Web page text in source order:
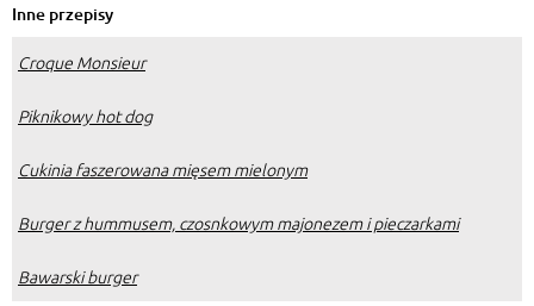
Inne przepisy
Croque Monsieur
Piknikowy hot dog
Cukinia faszerowana mięsem mielonym
Burger z hummusem, czosnkowym majonezem i pieczarkami
Bawarski burger